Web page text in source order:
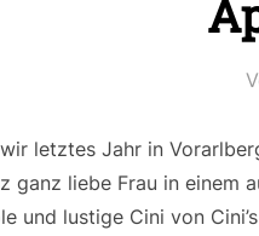
letztes Jahr in
ganz liebe Frau in einem
und lustige Cini von